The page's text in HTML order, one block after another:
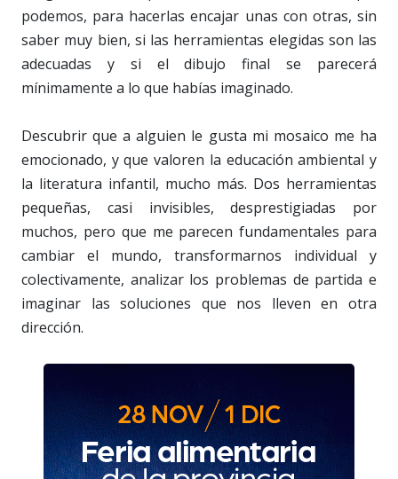
podemos, para hacerlas encajar unas con otras, sin
saber muy bien, si las herramientas elegidas son las
adecuadas y si el dibujo final se parecerá
mínimamente a lo que habías imaginado.
Descubrir que a alguien le gusta mi mosaico me ha
emocionado, y que valoren la educación ambiental y
la literatura infantil, mucho más. Dos herramientas
pequeñas, casi invisibles, desprestigiadas por
muchos, pero que me parecen fundamentales para
cambiar el mundo, transformarnos individual y
colectivamente, analizar los problemas de partida e
imaginar las soluciones que nos lleven en otra
dirección.